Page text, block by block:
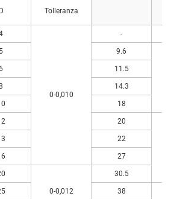
D Tolleranza
0-0,010
-
5 9.6
11.5
14.3
18
20
22
27
0-0,012
30.5
38